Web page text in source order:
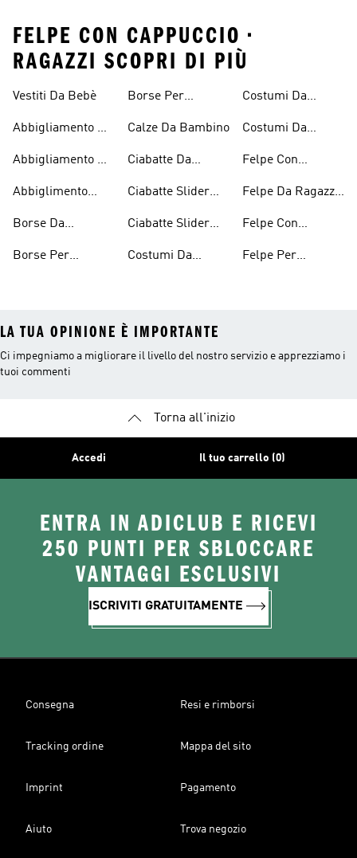
FELPE CON CAPPUCCIO •
RAGAZZI SCOPRI DI PIÙ
Vestiti Da Bebè
Abbigliamento Da
Ragazze
Abbigliamento Da
Ragazzi
Abbiglimento
Bambini
Borse Da
Borse Per
Borse Per
Calze Da Bambino
Ciabatte Da
Ciabatte Slider
Ciabatte Slider
Costumi Da
Bambini
Costumi Da
Bambine E
Ragazze
Costumi Da
Ragazzo
Felpe Con
Bambini
Felpe Da Ragazza
Felpe Con
Ragazzi
Felpe Per
LA TUA OPINIONE È IMPORTANTE
Ci impegniamo a migliorare il livello del nostro servizio e apprezziamo i
tuoi commenti
Torna all'inizio
Accedi Il tuo carrello (0)
ENTRA IN ADICLUB E RICEVI
250 PUNTI PER SBLOCCARE
VANTAGGI ESCLUSIVI
ISCRIVITI GRATUITAMENTE
Consegna Resi e rimborsi
Tracking ordine Mappa del sito
Imprint Pagamento
Aiuto Trova negozio